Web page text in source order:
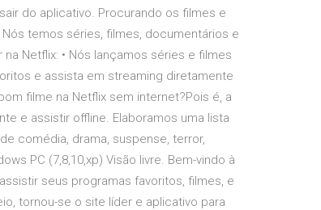
do aplicativo. Procurando os filmes e
temos séries, filmes, documentários e
Netflix: • Nós lançamos séries e filmes
e assista em streaming diretamente
filme na Netflix sem internet?Pois é, a
e assistir offline. Elaboramos uma lista
comédia, drama, suspense, terror,
PC (7,8,10,xp) Visão livre. Bem-vindo à
seus programas favoritos, filmes, e
tornou-se o site líder e aplicativo para